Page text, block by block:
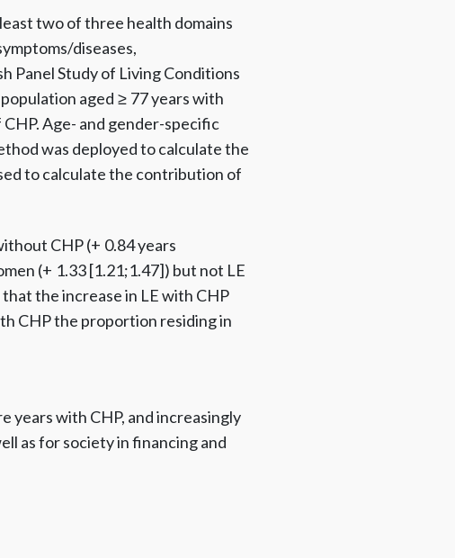
two of three health domains
diseases,
Panel Study of Living Conditions
aged ≥ 77 years with
Age- and gender-specific
was deployed to calculate the
to calculate the contribution of
CHP (+ 0.84 years
(+ 1.33 [1.21;1.47]) but not LE
the increase in LE with CHP
CHP the proportion residing in
years with CHP, and increasingly
as for society in financing and